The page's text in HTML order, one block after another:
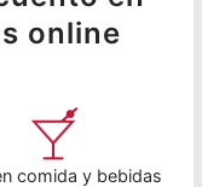
online
comida y bebidas